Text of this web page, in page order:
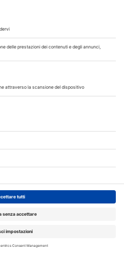
ridisegnano il
l'integrazione tra Lean
digitali possa migliorare
odontotecnici, riducendo
31 Luglio 2026
le
delle gengive